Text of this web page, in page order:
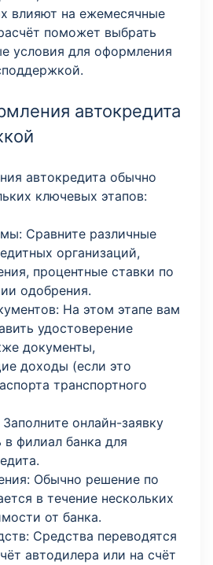
влияют на ежемесячные
поможет выбрать
условия для оформления
автокредита
автокредита обычно
ключевых этапов:
Сравните различные
организаций,
процентные ставки по
одобрения.
На этом этапе вам
удостоверение
документы,
доходы (если это
транспортного
онлайн-заявку
в филиал банка для
Обычно решение по
в течение нескольких
от банка.
Средства переводятся
автодилера или на счёт